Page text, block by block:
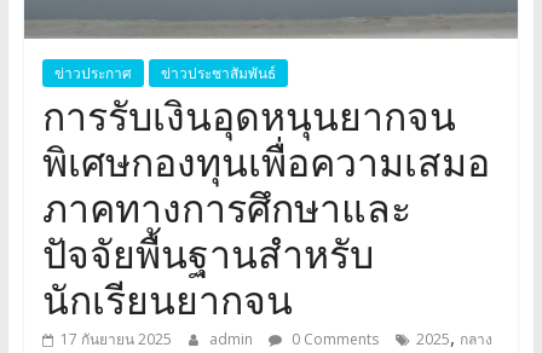
ข่าวประกาศ ข่าวประชาสัมพันธ์
การรับเงินอุดหนุนยากจน
พิเศษกองทุนเพื่อความเสมอ
ภาคทางการศึกษาและ
ปัจจัยพื้นฐานสำหรับ
นักเรียนยากจน
17 กันยายน 2025 admin 0 Comments 2025, กลาง